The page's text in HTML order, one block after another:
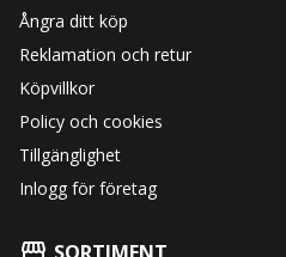
Ångra ditt köp
Reklamation och retur
Köpvillkor
Policy och cookies
Tillgänglighet
Inlogg för företag